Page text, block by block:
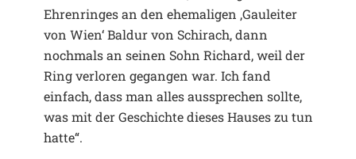
Ehrenringes an den ehemaligen ‚Gauleiter
von Wien‘ Baldur von Schirach, dann
nochmals an seinen Sohn Richard, weil der
Ring verloren gegangen war. Ich fand
einfach, dass man alles aussprechen sollte,
was mit der Geschichte dieses Hauses zu tun
hatte“.